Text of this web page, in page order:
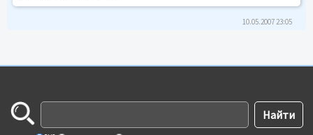
10.05.2007 23:05